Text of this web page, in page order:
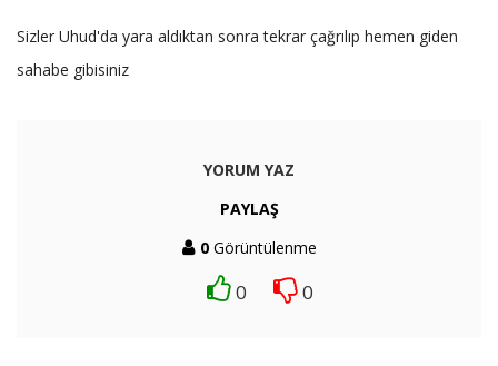
Sizler Uhud'da yara aldıktan sonra tekrar çağrılıp hemen giden
sahabe gibisiniz
YORUM YAZ
PAYLAŞ
0Görüntülenme
0 0